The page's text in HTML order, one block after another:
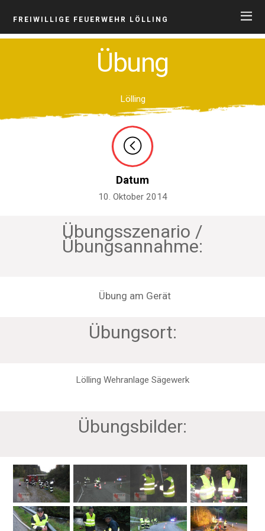
FREIWILLIGE FEUERWEHR LÖLLING
Übung
Lölling
Datum
10. Oktober 2014
Übungsszenario /
Übungsannahme:
Übung am Gerät
Übungsort:
Lölling Wehranlage Sägewerk
Übungsbilder: